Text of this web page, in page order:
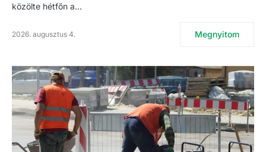
közölte hétfőn a…
2026. augusztus 4. Megnyitom